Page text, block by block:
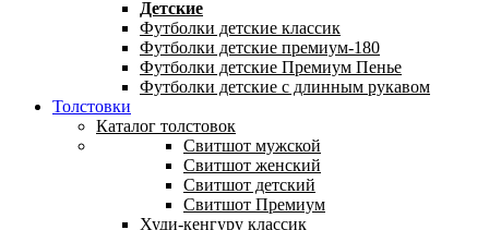
Детские
Футболки детские классик
Футболки детские премиум-180
Футболки детские Премиум Пенье
Футболки детские с длинным рукавом
Толстовки
Каталог толстовок
Свитшот мужской
Свитшот женский
Свитшот детский
Свитшот Премиум
Худи-кенгуру классик